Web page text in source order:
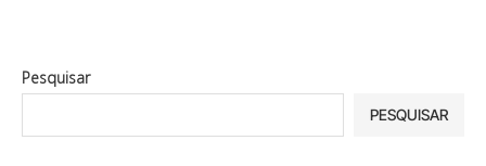
Pesquisar
PESQUISAR